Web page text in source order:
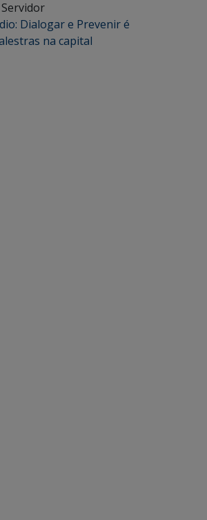
Dialogar e Prevenir é
na capital